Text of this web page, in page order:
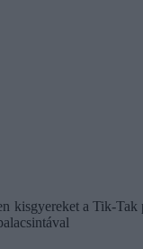
kisgyereket a Tik-